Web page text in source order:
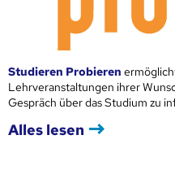
Studieren Probieren
Lehrveranstaltungen ihrer
Gespräch über das Studium zu
Alles lesen